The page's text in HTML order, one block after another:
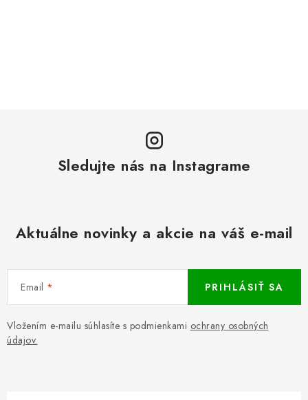
Sledujte nás na Instagrame
Aktuálne novinky a akcie na váš e-mail
Email
Vložením e-mailu súhlasíte s podmienkami ochrany osobných
údajov.
PRIHLÁSIŤ SA